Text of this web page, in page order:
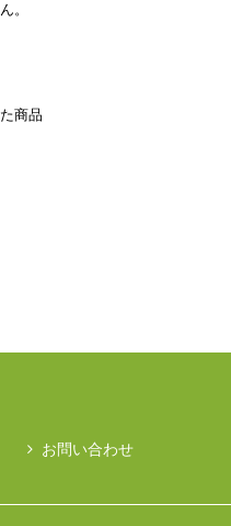
。
商品
お問い合わせ